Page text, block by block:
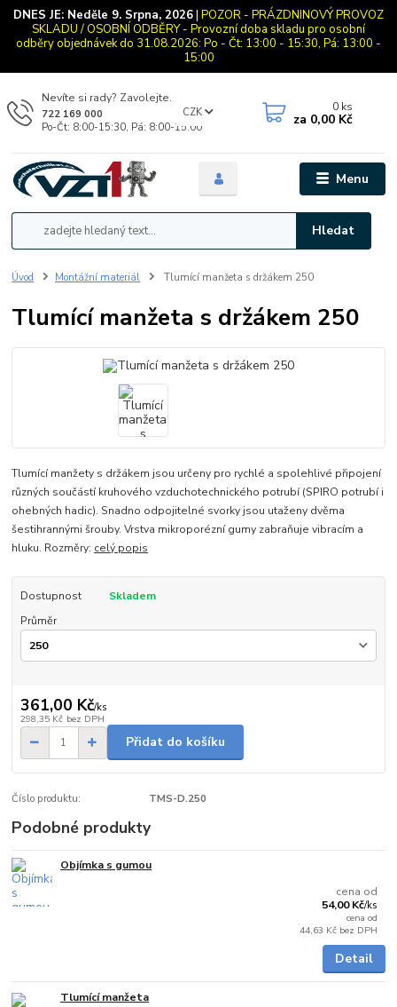
DNES JE: Neděle 9. Srpna, 2026| POZOR - PRÁZDNINOVÝ PROVOZ
SKLADU / OSOBNÍ ODBĚRY - Provozní doba skladu pro osobní
odběry objednávek do 31.08.2026: Po - Čt: 13:00 - 15:30, Pá: 13:00 -
15:00
Menu
CZK
Hledat
Nevíte si rady? Zavolejte.
722 169 000
Po-Čt: 8:00-15:30, Pá: 8:00-15:00
0 ks
za 0,00 Kč
Úvod Montážní materiál Tlumící manžeta s držákem 250
Tlumící manžeta s držákem 250
Tlumící manžety s držákem jsou určeny pro rychlé a spolehlivé připojení
různých součástí kruhového vzduchotechnického potrubí (SPIRO potrubí i
ohebných hadic). Snadno odpojitelné svorky jsou utaženy dvěma
šestihrannými šrouby. Vrstva mikroporézní gumy zabraňuje vibracím a
hluku. Rozměry: celý popis
Dostupnost
Skladem
Průměr
361,00 Kč/ks
298,35 Kč bez DPH
Přidat do košíku
Číslo produktu: TMS-D.250
Podobné produkty
Objímka s gumou
cena od
54,00 Kč/ks
cena od
44,63 Kč bez DPH
Detail
Tlumící manžeta